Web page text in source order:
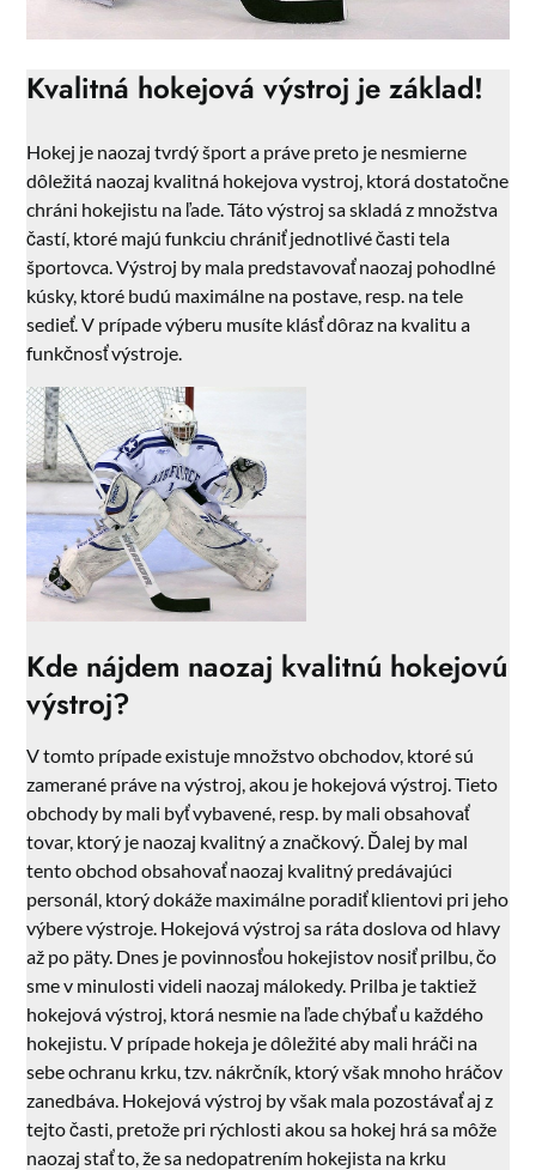
Kvalitná hokejová výstroj je základ!
Hokej je naozaj tvrdý šport a práve preto je nesmierne
dôležitá naozaj kvalitná hokejova vystroj, ktorá dostatočne
chráni hokejistu na ľade. Táto výstroj sa skladá z množstva
častí, ktoré majú funkciu chrániť jednotlivé časti tela
športovca. Výstroj by mala predstavovať naozaj pohodlné
kúsky, ktoré budú maximálne na postave, resp. na tele
sedieť. V prípade výberu musíte klásť dôraz na kvalitu a
funkčnosť výstroje.
Kde nájdem naozaj kvalitnú hokejovú
výstroj?
V tomto prípade existuje množstvo obchodov, ktoré sú
zamerané práve na výstroj, akou je hokejová výstroj. Tieto
obchody by mali byť vybavené, resp. by mali obsahovať
tovar, ktorý je naozaj kvalitný a značkový. Ďalej by mal
tento obchod obsahovať naozaj kvalitný predávajúci
personál, ktorý dokáže maximálne poradiť klientovi pri jeho
výbere výstroje. Hokejová výstroj sa ráta doslova od hlavy
až po päty. Dnes je povinnosťou hokejistov nosiť prilbu, čo
sme v minulosti videli naozaj málokedy. Prilba je taktiež
hokejová výstroj, ktorá nesmie na ľade chýbať u každého
hokejistu. V prípade hokeja je dôležité aby mali hráči na
sebe ochranu krku, tzv. nákrčník, ktorý však mnoho hráčov
zanedbáva. Hokejová výstroj by však mala pozostávať aj z
tejto časti, pretože pri rýchlosti akou sa hokej hrá sa môže
naozaj stať to, že sa nedopatrením hokejista na krku